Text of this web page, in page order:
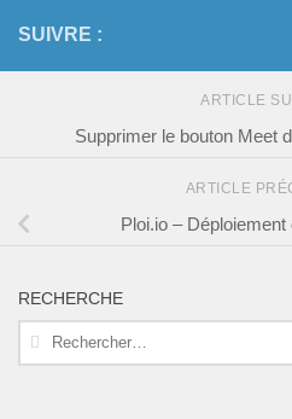
SUIVRE :
ARTICLE
Supprimer le bouton Meet
ARTICLE
Ploi.io –
RECHERCHE
Rechercher :